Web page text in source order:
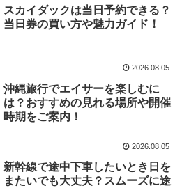
スカイダックは当日予約できる？
当日券の買い方や魅力ガイド！
2026.08.05
沖縄旅行でエイサーを楽しむに
は？おすすめの見れる場所や開催
時期をご案内！
2026.08.05
新幹線で途中下車したいとき日を
またいでも大丈夫？スムーズに途